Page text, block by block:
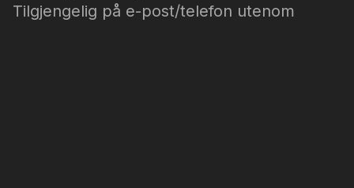
Tilgjengelig på e-post/telefon utenom